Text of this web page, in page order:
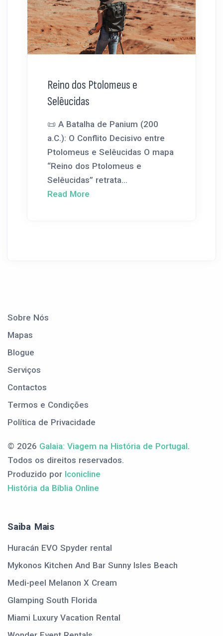
Reino dos Ptolomeus e
Selêucidas
📜 A Batalha de Panium (200
a.C.): O Conflito Decisivo entre
Ptolomeus e Selêucidas O mapa
“Reino dos Ptolomeus e
Selêucidas” retrata...
Read More
Sobre Nós
Mapas
Blogue
Serviços
Contactos
Termos e Condições
Política de Privacidade
© 2026 Galaia: Viagem na História de Portugal.
Todos os direitos reservados.
Produzido por Iconicline
História da Bíblia Online
Saiba Mais
Huracán EVO Spyder rental
Mykonos Kitchen And Bar Sunny Isles Beach
Medi-peel Melanon X Cream
Glamping South Florida
Miami Luxury Vacation Rental